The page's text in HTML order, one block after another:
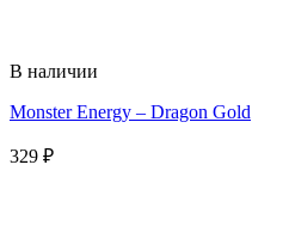
В наличии
Monster Energy – Dragon Gold
329 ₽